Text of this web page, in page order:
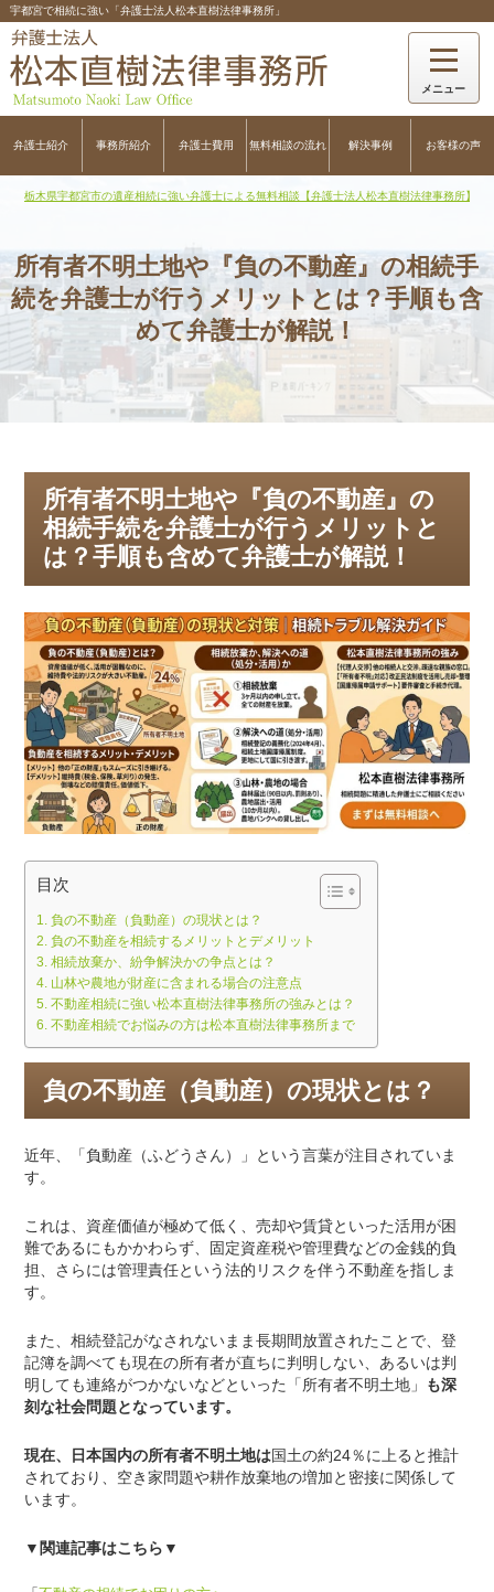
宇都宮で相続に強い「弁護士法人松本直樹法律事務所」
弁護士紹介 事務所紹介 弁護士費用 無料相談の流れ 解決事例 お客様の声
栃木県宇都宮市の遺産相続に強い弁護士による無料相談【弁護士法人松本直樹法律事務所】
所有者不明土地や『負の不動産』の相続手
続を弁護士が行うメリットとは？手順も含
めて弁護士が解説！
所有者不明土地や『負の不動産』の
相続手続を弁護士が行うメリットと
は？手順も含めて弁護士が解説！
目次
負の不動産（負動産）の現状とは？
負の不動産を相続するメリットとデメリット
相続放棄か、紛争解決かの争点とは？
山林や農地が財産に含まれる場合の注意点
不動産相続に強い松本直樹法律事務所の強みとは？
不動産相続でお悩みの方は松本直樹法律事務所まで
負の不動産（負動産）の現状とは？
近年、「負動産（ふどうさん）」という言葉が注目されていま
す。
これは、資産価値が極めて低く、売却や賃貸といった活用が困
難であるにもかかわらず、固定資産税や管理費などの金銭的負
担、さらには管理責任という法的リスクを伴う不動産を指しま
す。
また、相続登記がなされないまま長期間放置されたことで、登
記簿を調べても現在の所有者が直ちに判明しない、あるいは判
明しても連絡がつかないなどといった「所有者不明土地」
も深
刻な社会問題となっています。
現在、日本国内の所有者不明土地は 国土の約24％に上ると推計
されており、空き家問題や耕作放棄地の増加と密接に関係して
います。
▼関連記事はこちら▼